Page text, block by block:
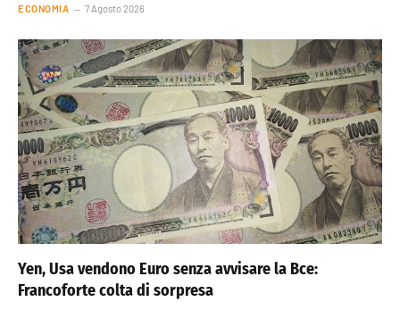
ECONOMIA 7 Agosto 2026
Yen, Usa vendono Euro senza avvisare la Bce:
Francoforte colta di sorpresa